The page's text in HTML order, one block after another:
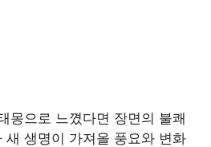
몽으로 느꼈다면 장면의 불쾌
새 생명이 가져올 풍요와 변화